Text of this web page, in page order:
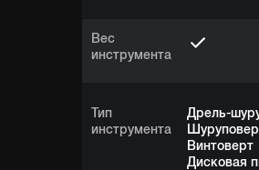
Вес
инструмента
Тип
инструмента
Дрель-
Винтоверт
Дисковая